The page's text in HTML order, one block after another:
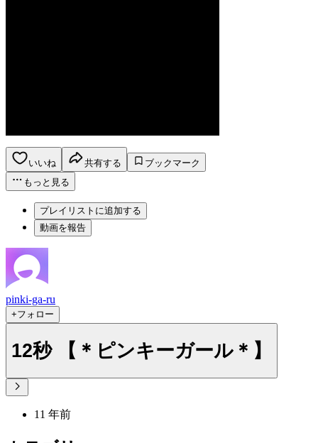
いいね 共有する
ブックマーク
もっと見る
プレイリストに追加する
動画を報告
pinki-ga-ru
+フォロー
12秒 【＊ピンキーガール＊】
11 年前